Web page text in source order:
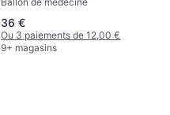
36 €
Ou 3 paiements de 12,00 €
9+ magasins